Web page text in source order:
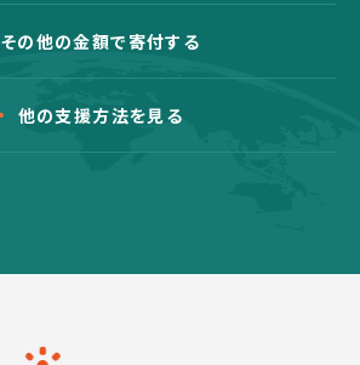
その他の金額で寄付する
他の支援方法を見る